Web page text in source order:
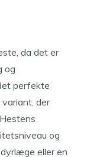
da det er
og
perfekte
der
og
eller en